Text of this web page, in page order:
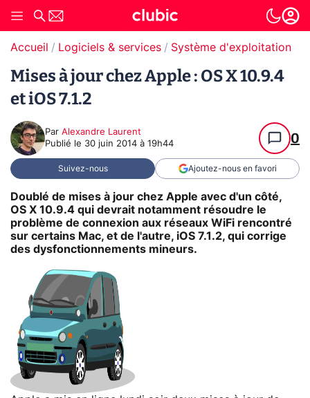
Accueil Logiciels & services Système d'exploitation
Mises à jour chez Apple : OS X 10.9.4
et iOS 7.1.2
Par Alexandre Laurent
Publié le 30 juin 2014 à 19h44 0
Suivez-nous Ajoutez-nous en favori
Doublé de mises à jour chez Apple avec d'un côté,
OS X 10.9.4 qui devrait notamment résoudre le
problème de connexion aux réseaux WiFi rencontré
sur certains Mac, et de l'autre, iOS 7.1.2, qui corrige
des dysfonctionnements mineurs.